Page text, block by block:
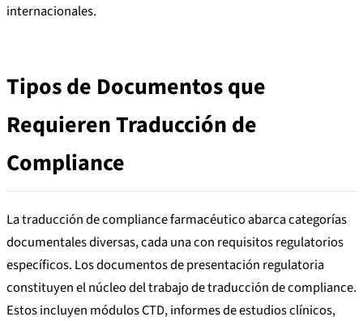
internacionales.
Tipos de Documentos que
Requieren Traducción de
Compliance
La traducción de compliance farmacéutico abarca categorías
documentales diversas, cada una con requisitos regulatorios
específicos. Los documentos de presentación regulatoria
constituyen el núcleo del trabajo de traducción de compliance.
Estos incluyen módulos CTD, informes de estudios clínicos,